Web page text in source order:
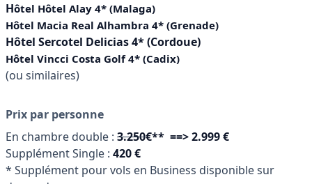
Hôtel Hôtel Alay 4* (Malaga)
Hôtel Macia Real Alhambra 4* (Grenade)
Hôtel Sercotel Delicias 4* (Cordoue)
Hôtel Vincci Costa Golf 4* (Cadix)
(ou similaires)
Prix par personne
En chambre double : 3.250€** ==> 2.999 €
Supplément Single : 420 €
* Supplément pour vols en Business disponible sur